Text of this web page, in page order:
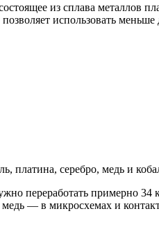
из сплава металлов
использовать
платина, серебро, медь и
переработать примерно
— в микросхемах и